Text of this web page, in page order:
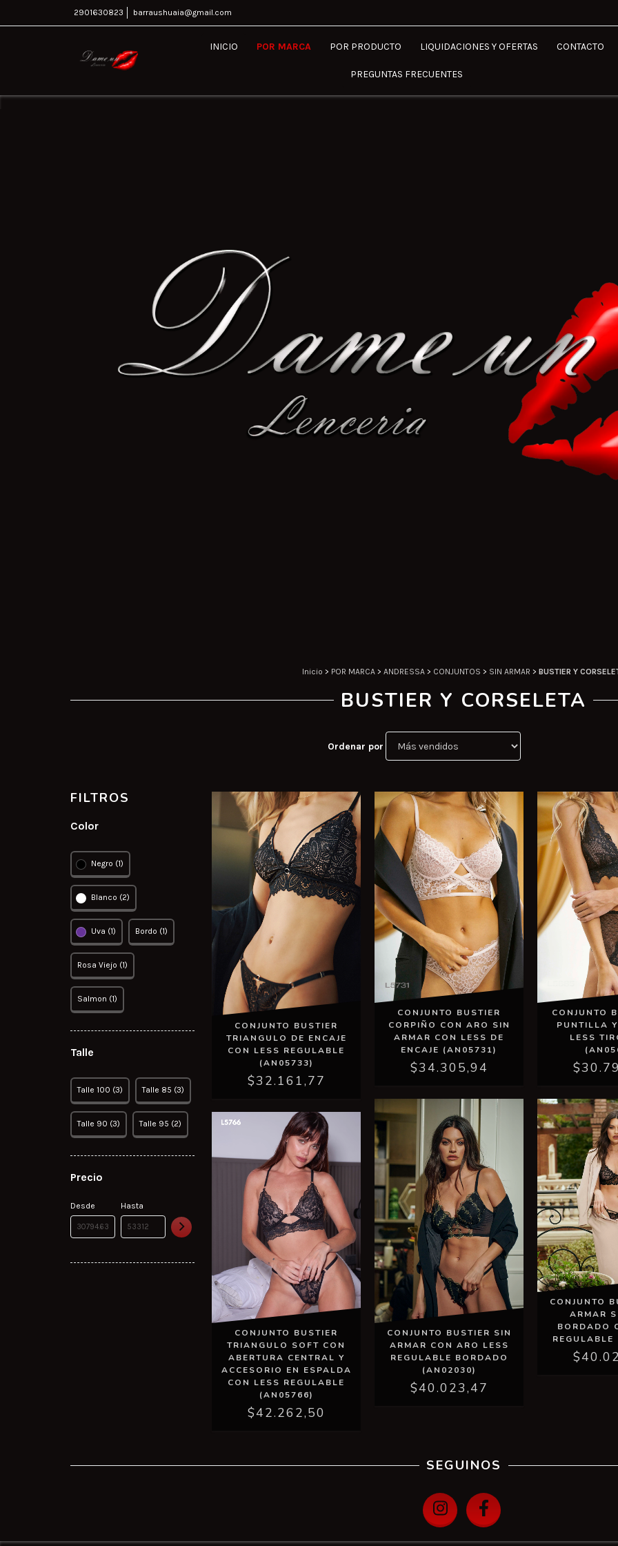
2901630823 barraushuaia@gmail.com
INICIO POR MARCA POR PRODUCTO LIQUIDACIONES Y OFERTAS CONTACTO
PREGUNTAS FRECUENTES
Inicio > POR MARCA > ANDRESSA > CONJUNTOS > SIN ARMAR > BUSTIER Y
BUSTIER Y CORSELETA
Ordenar por
FILTROS
Color
Negro (1)
Blanco (2)
Uva (1) Bordo (1)
Rosa Viejo (1)
Salmon (1)
Talle
Talle 100 (3) Talle 85 (3)
Talle 90 (3) Talle 95 (2)
Precio
Desde Hasta
CONJUNTO BUSTIER
TRIANGULO DE ENCAJE
CON LESS REGULABLE
(AN05733)
$32.161,77
CONJUNTO BUSTIER
CORPIÑO CON ARO SIN
ARMAR CON LESS DE
ENCAJE (AN05731)
$34.305,94
CONJUNTO
PUNTILLA
LESS
CONJUNTO BUSTIER
TRIANGULO SOFT CON
ABERTURA CENTRAL Y
ACCESORIO EN ESPALDA
CON LESS REGULABLE
(AN05766)
$42.262,50
CONJUNTO BUSTIER SIN
ARMAR CON ARO LESS
REGULABLE BORDADO
(AN02030)
$40.023,47
CONJUNTO
ARMAR
BORDADO
SEGUINOS